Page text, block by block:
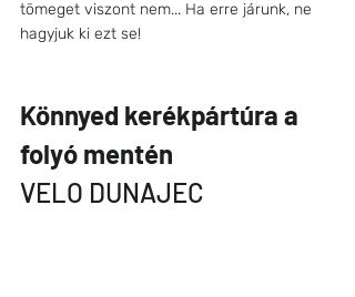
tömeget viszont nem... Ha erre járunk, ne
hagyjuk ki ezt se!
Könnyed kerékpártúra a
folyó mentén
VELO DUNAJEC